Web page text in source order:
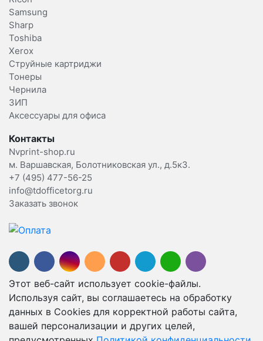
Samsung
Sharp
Toshiba
Xerox
Струйные картриджи
Тонеры
Чернила
ЗИП
Аксессуары для офиса
Контакты
Nvprint-shop.ru
м. Варшавская, Болотниковская ул., д.5к3.
+7 (495) 477-56-25
info@tdofficetorg.ru
Заказать звонок
Этот веб-сайт использует cookie-файлы.
Используя сайт, вы соглашаетесь на обработку
данных в Cookies для корректной работы сайта,
вашей персонализации и других целей,